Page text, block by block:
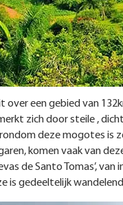
over een gebied van
zich door steile ,
deze mogotes is
komen vaak van
de Santo Tomas’,
is gedeeltelijk